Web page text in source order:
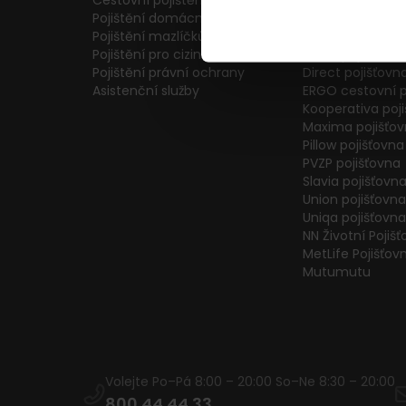
Pojištění domácnosti
Pojištění mazlíčků
Pojištění pro cizince
Pojištění právní ochrany
Asistenční služby
Direct
ERGO cestovní
Kooperativa
Maxima
Pillow pojišťovna
PVZP pojišťovna
Slavia pojišťovna
Union pojišťovna
Uniqa pojišťovna
NN Životní
MetLife
Mutumutu
Volejte Po–Pá 8:00 – 20:00 So–Ne 8:30 – 20:00